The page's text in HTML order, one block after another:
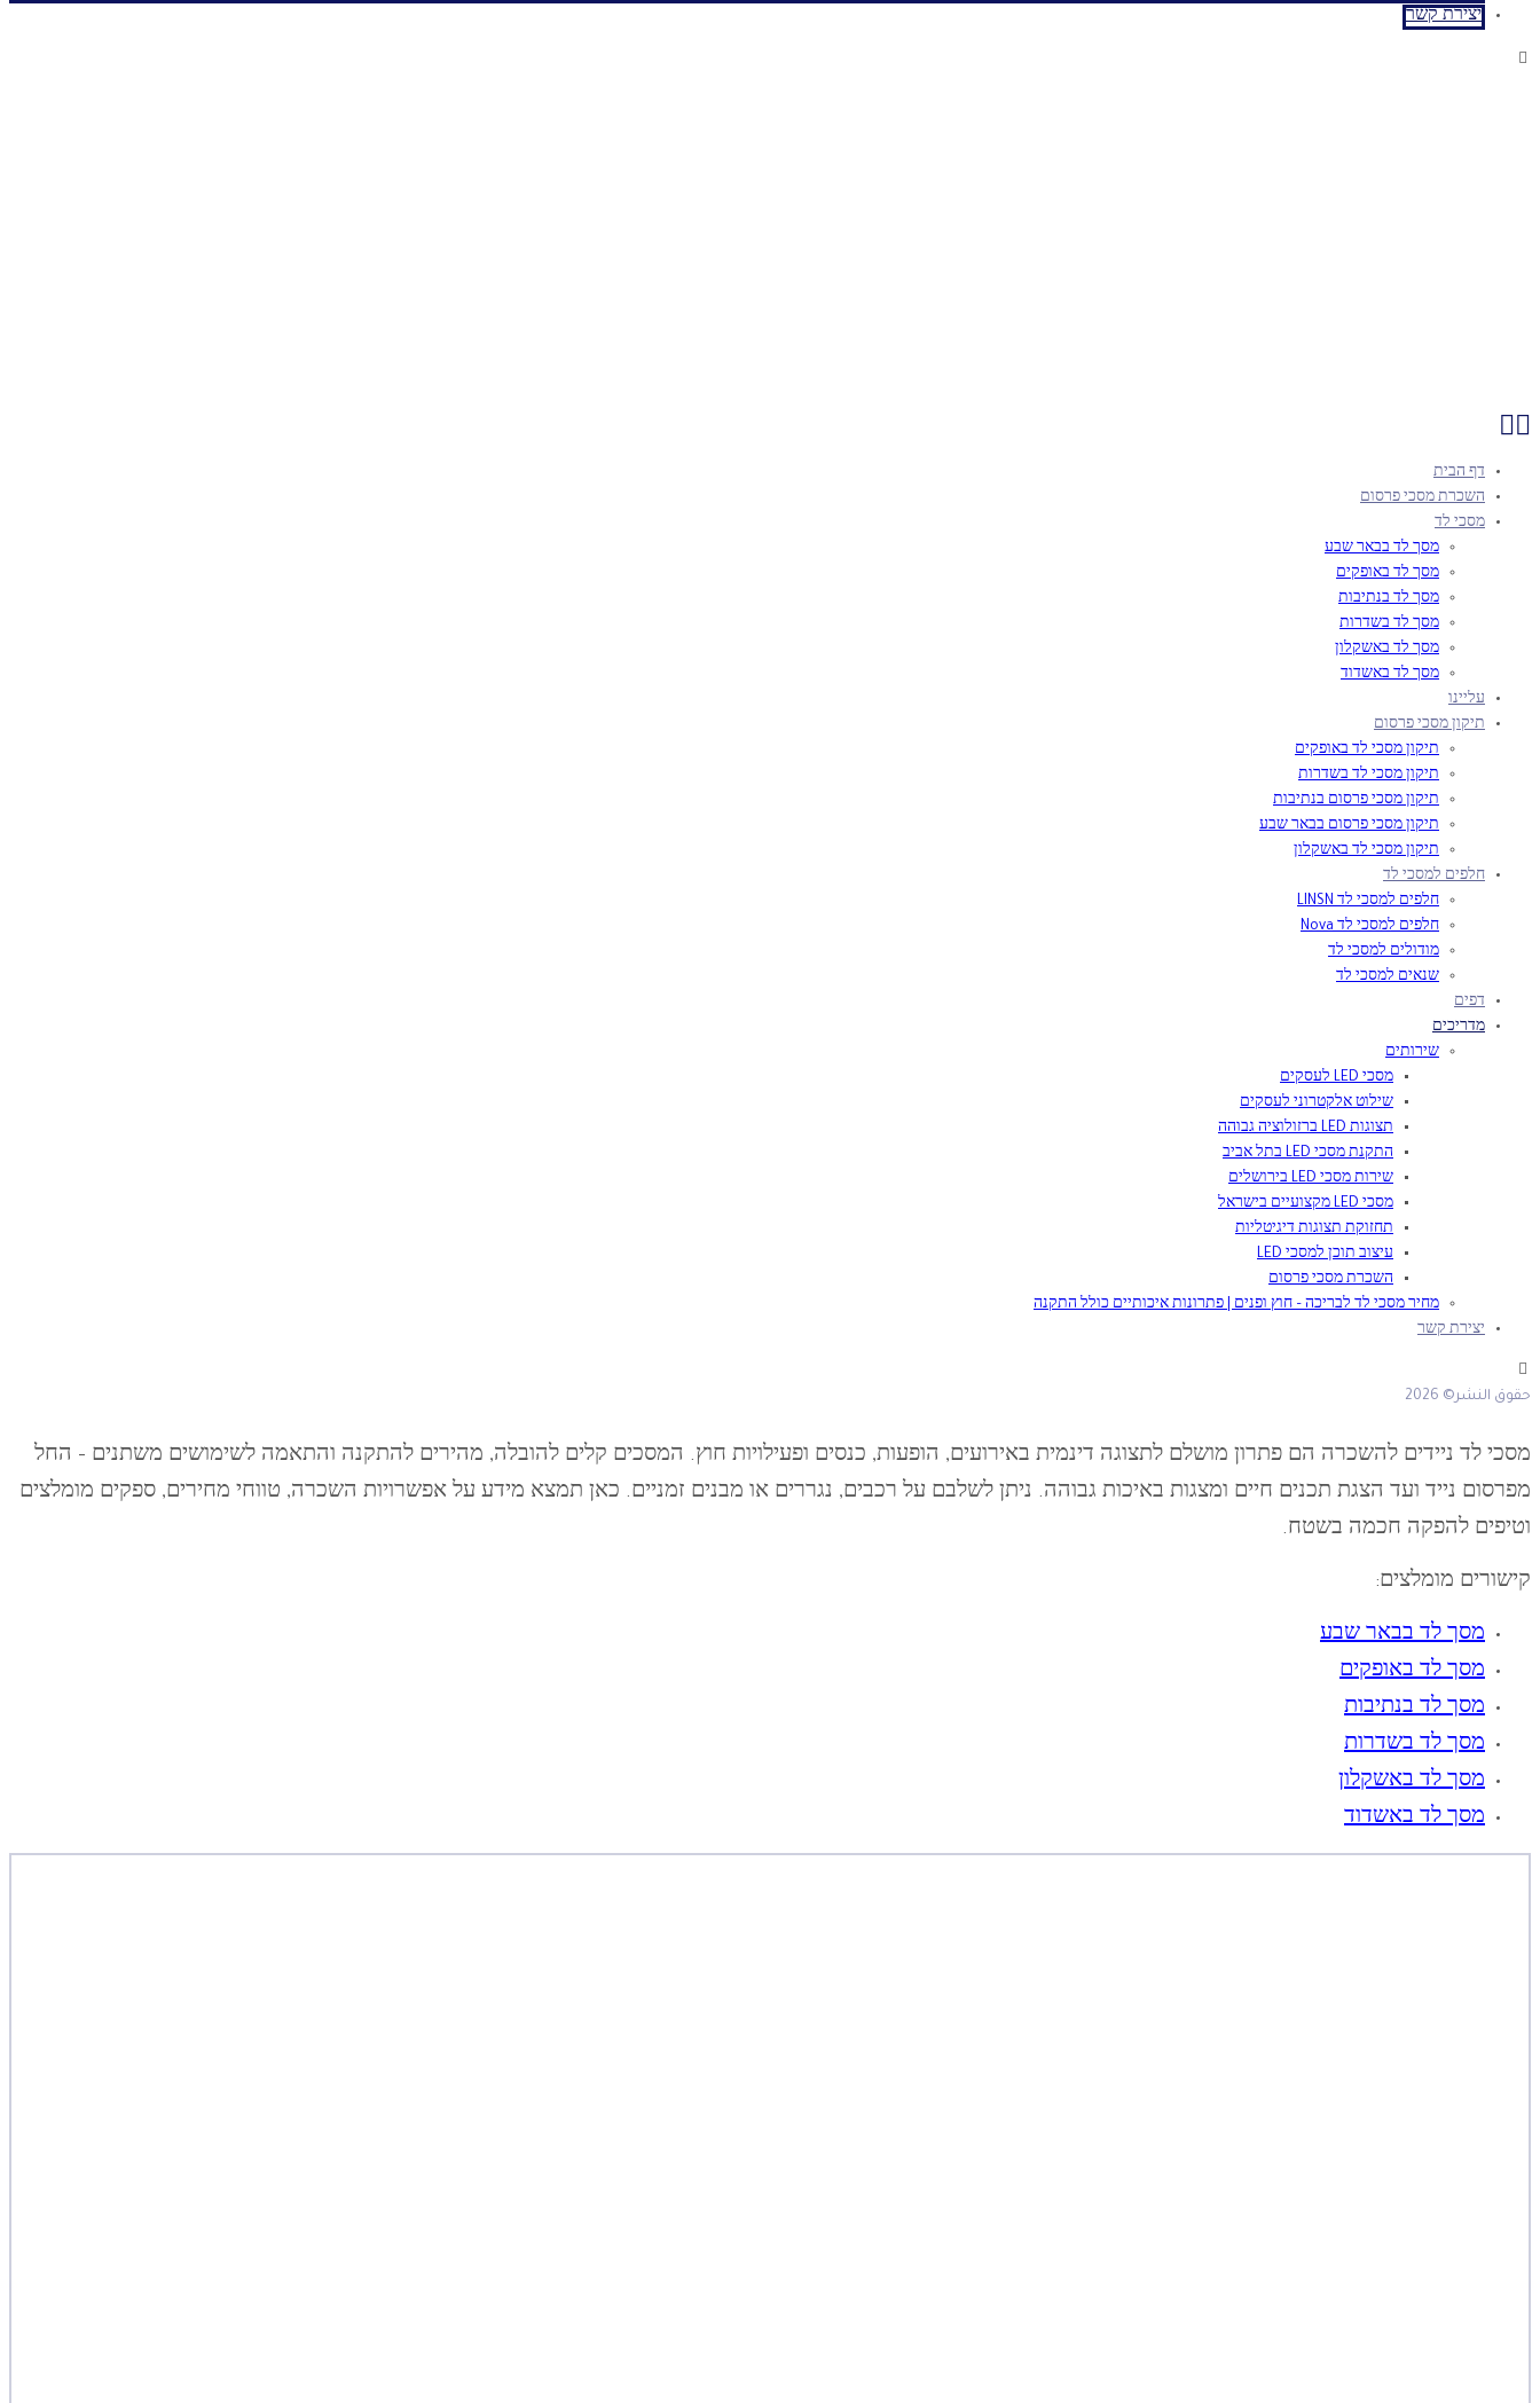
יצירת קשר
דף הבית
השכרת מסכי פרסום
מסכי לד
מסך לד בבאר שבע
מסך לד באופקים
מסך לד בנתיבות
מסך לד בשדרות
מסך לד באשקלון
מסך לד באשדוד
עליינו
תיקון מסכי פרסום
תיקון מסכי לד באופקים
תיקון מסכי לד בשדרות
תיקון מסכי פרסום בנתיבות
תיקון מסכי פרסום בבאר שבע
תיקון מסכי לד באשקלון
חלפים למסכי לד
חלפים למסכי לד LINSN
חלפים למסכי לד Nova
מודולים למסכי לד
שנאים למסכי לד
דפים
מדריכים
שירותים
מסכי LED לעסקים
שילוט אלקטרוני לעסקים
תצוגות LED ברזולוציה גבוהה
התקנת מסכי LED בתל אביב
שירות מסכי LED בירושלים
מסכי LED מקצועיים בישראל
תחזוקת תצוגות דיגיטליות
עיצוב תוכן למסכי LED
השכרת מסכי פרסום
מחיר מסכי לד לבריכה – חוץ ופנים | פתרונות איכותיים כולל התקנה
יצירת קשר
حقوق النشر© 2026
מסכי לד ניידים להשכרה הם פתרון מושלם לתצוגה דינמית באירועים, הופעות, כנסים ופעילויות חוץ. המסכים קלים להובלה, מהירים להתקנה והתאמה לשימושים משתנים – החל
מפרסום נייד ועד הצגת תכנים חיים ומצגות באיכות גבוהה. ניתן לשלבם על רכבים, נגררים או מבנים זמניים. כאן תמצא מידע על אפשרויות השכרה, טווחי מחירים, ספקים מומלצים
וטיפים להפקה חכמה בשטח.
קישורים מומלצים:
מסך לד בבאר שבע
מסך לד באופקים
מסך לד בנתיבות
מסך לד בשדרות
מסך לד באשקלון
מסך לד באשדוד